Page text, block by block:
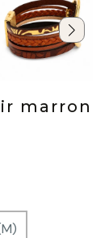
marron